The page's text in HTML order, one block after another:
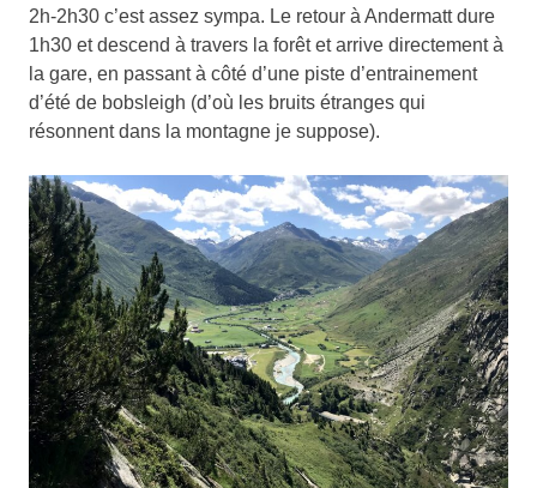
2h-2h30 c’est assez sympa. Le retour à Andermatt dure
1h30 et descend à travers la forêt et arrive directement à
la gare, en passant à côté d’une piste d’entrainement
d’été de bobsleigh (d’où les bruits étranges qui
résonnent dans la montagne je suppose).